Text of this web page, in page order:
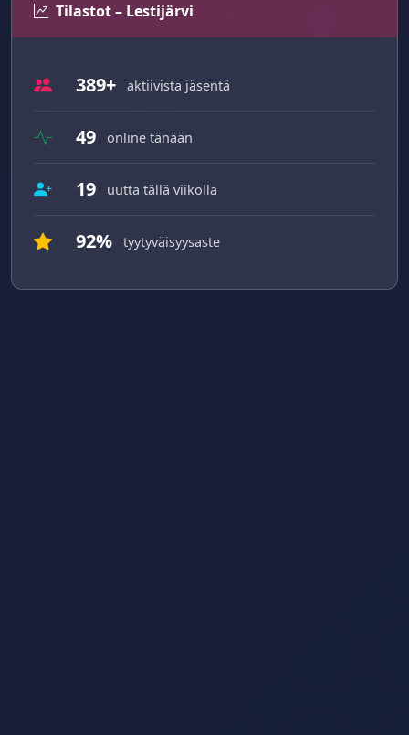
Tilastot – Lestijärvi
389+ aktiivista jäsentä
49 online tänään
19 uutta tällä viikolla
92% tyytyväisyysaste